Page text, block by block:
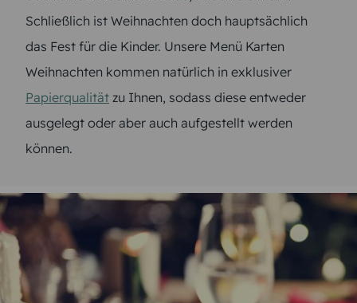
Schließlich ist Weihnachten doch hauptsächlich
das Fest für die Kinder. Unsere Menü Karten
Weihnachten kommen natürlich in exklusiver
Papierqualität zu Ihnen, sodass diese entweder
ausgelegt oder aber auch aufgestellt werden
können.